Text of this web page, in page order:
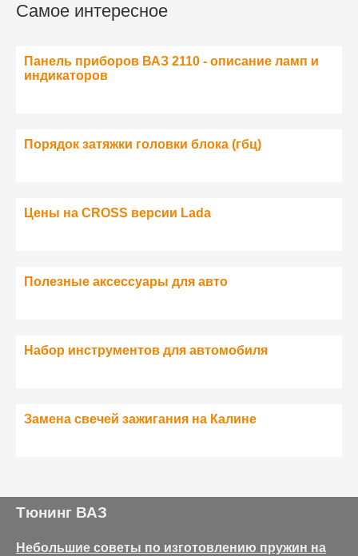
Самое интересное
Панель приборов ВАЗ 2110 - описание ламп и
индикаторов
Порядок затяжки головки блока (гбц)
Цены на CROSS версии Lada
Полезные аксессуары для авто
Набор инструментов для автомобиля
Замена свечей зажигания на Калине
Тюнинг ВАЗ
Небольшие советы по изготовлению пружин на